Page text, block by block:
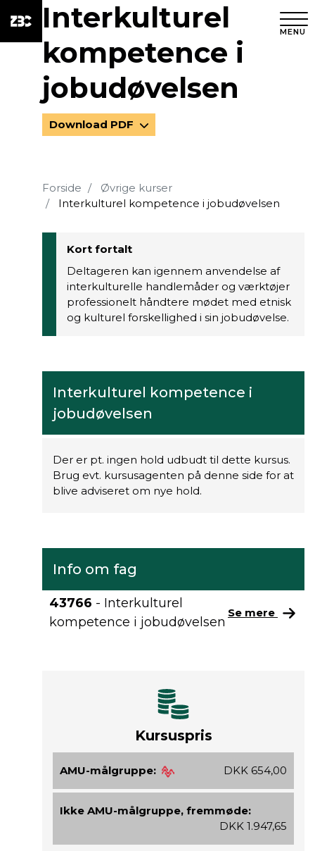
MENU
Interkulturel
kompetence i
jobudøvelsen
Download PDF
Forside
Øvrige kurser
Interkulturel kompetence i jobudøvelsen
Kort fortalt
Deltageren kan igennem anvendelse af
interkulturelle handlemåder og værktøjer
professionelt håndtere mødet med etnisk
og kulturel forskellighed i sin jobudøvelse.
Interkulturel kompetence i
jobudøvelsen
Der er pt. ingen hold udbudt til dette kursus.
Brug evt. kursusagenten på denne side for at
blive adviseret om nye hold.
Info om fag
43766 - Interkulturel
kompetence i jobudøvelsen
Se mere
Kursuspris
AMU-målgruppe: DKK 654,00
Ikke AMU-målgruppe, fremmøde:
DKK 1.947,65